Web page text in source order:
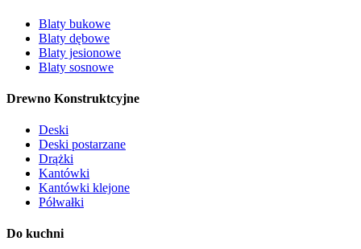
Blaty bukowe
Blaty dębowe
Blaty jesionowe
Blaty sosnowe
Drewno Konstruktcyjne
Deski
Deski postarzane
Drążki
Kantówki
Kantówki klejone
Półwałki
Do kuchni